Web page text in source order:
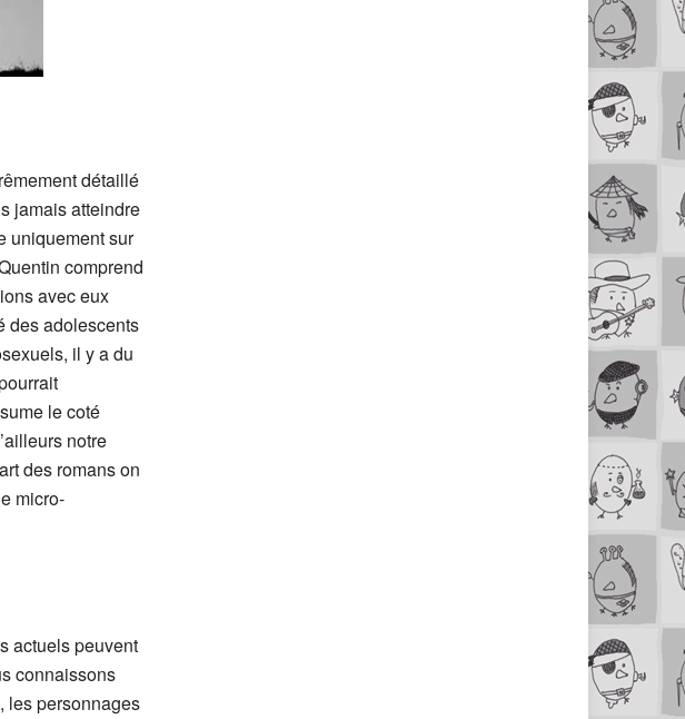
détaillé
jamais atteindre
uniquement sur
comprend
avec eux
des adolescents
il y a du
le coté
notre
des romans on
micro-
actuels peuvent
connaissons
les personnages